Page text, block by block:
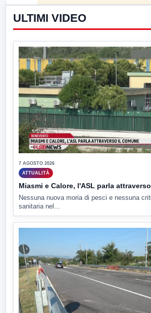
ULTIMI VIDEO
7 AGOSTO 2026
ATTUALITÀ
Miasmi e Calore, l'ASL parla
Nessuna nuova moria di pesci e nessuna
sanitaria nel...